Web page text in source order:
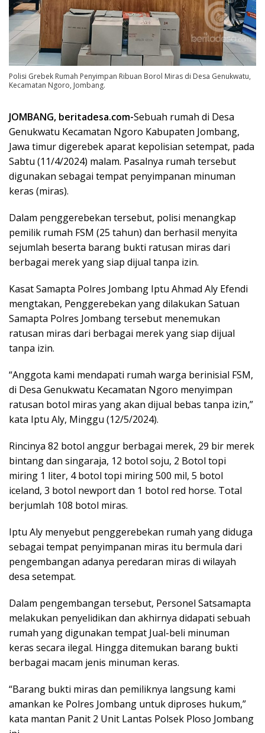
Polisi Grebek Rumah Penyimpan Ribuan Borol Miras di Desa Genukwatu,
Kecamatan Ngoro, Jombang.
JOMBANG, beritadesa.com-Sebuah rumah di Desa
Genukwatu Kecamatan Ngoro Kabupaten Jombang,
Jawa timur digerebek aparat kepolisian setempat, pada
Sabtu (11/4/2024) malam. Pasalnya rumah tersebut
digunakan sebagai tempat penyimpanan minuman
keras (miras).
Dalam penggerebekan tersebut, polisi menangkap
pemilik rumah FSM (25 tahun) dan berhasil menyita
sejumlah beserta barang bukti ratusan miras dari
berbagai merek yang siap dijual tanpa izin.
Kasat Samapta Polres Jombang Iptu Ahmad Aly Efendi
mengtakan, Penggerebekan yang dilakukan Satuan
Samapta Polres Jombang tersebut menemukan
ratusan miras dari berbagai merek yang siap dijual
tanpa izin.
“Anggota kami mendapati rumah warga berinisial FSM,
di Desa Genukwatu Kecamatan Ngoro menyimpan
ratusan botol miras yang akan dijual bebas tanpa izin,”
kata Iptu Aly, Minggu (12/5/2024).
Rincinya 82 botol anggur berbagai merek, 29 bir merek
bintang dan singaraja, 12 botol soju, 2 Botol topi
miring 1 liter, 4 botol topi miring 500 mil, 5 botol
iceland, 3 botol newport dan 1 botol red horse. Total
berjumlah 108 botol miras.
Iptu Aly menyebut penggerebekan rumah yang diduga
sebagai tempat penyimpanan miras itu bermula dari
pengembangan adanya peredaran miras di wilayah
desa setempat.
Dalam pengembangan tersebut, Personel Satsamapta
melakukan penyelidikan dan akhirnya didapati sebuah
rumah yang digunakan tempat Jual-beli minuman
keras secara ilegal. Hingga ditemukan barang bukti
berbagai macam jenis minuman keras.
“Barang bukti miras dan pemiliknya langsung kami
amankan ke Polres Jombang untuk diproses hukum,”
kata mantan Panit 2 Unit Lantas Polsek Ploso Jombang